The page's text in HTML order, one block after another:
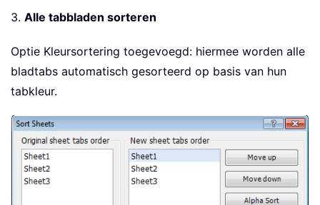
3. Alle tabbladen sorteren
Optie Kleursortering toegevoegd: hiermee worden alle
bladtabs automatisch gesorteerd op basis van hun
tabkleur.